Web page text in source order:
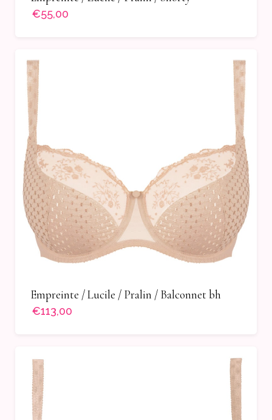
€55,00
Empreinte / Lucile / Pralin / Balconnet bh
€113,00